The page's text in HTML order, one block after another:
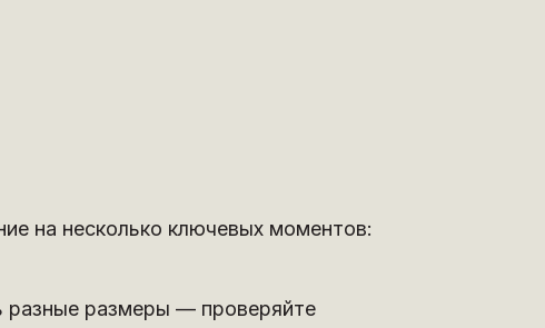
на несколько ключевых моментов:
разные размеры — проверяйте